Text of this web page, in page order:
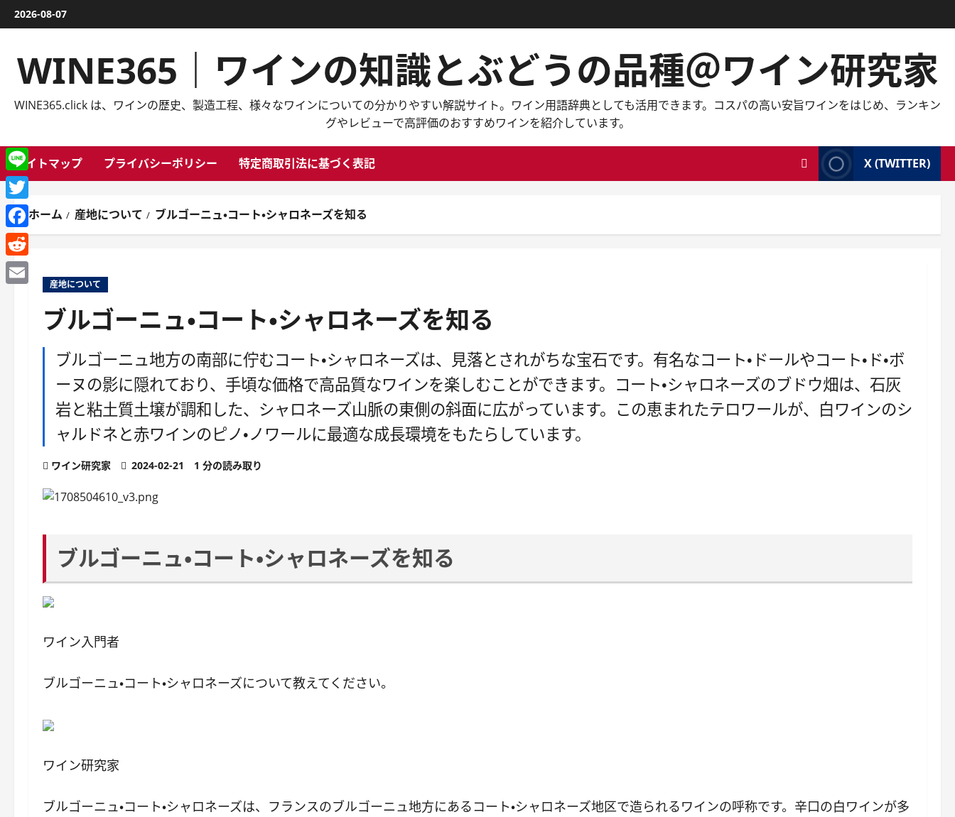
容
2026-08-07
WINE365｜ワインの知識とぶどうの品種＠ワイン研究家
WINE365.click は、ワインの歴史、製造工程、様々なワインについての分かりやすい解説サイト。ワイン用語辞典としても活用できます。コスパの高い安旨ワインをはじめ、ランキン
グやレビューで高評価のおすすめワインを紹介しています。
サイトマップ プライバシーポリシー 特定商取引法に基づく表記 X (TWITTER)
ホーム 産地について ブルゴーニュ・コート・シャロネーズを知る
産地について
ブルゴーニュ・コート・シャロネーズを知る
ブルゴーニュ地方の南部に佇むコート・シャロネーズは、見落とされがちな宝石です。有名なコート・ドールやコート・ド・ボ
ーヌの影に隠れており、手頃な価格で高品質なワインを楽しむことができます。コート・シャロネーズのブドウ畑は、石灰
岩と粘土質土壌が調和した、シャロネーズ山脈の東側の斜面に広がっています。この恵まれたテロワールが、白ワインのシ
ャルドネと赤ワインのピノ・ノワールに最適な成長環境をもたらしています。
ワイン研究家 2024-02-21 1 分の読み取り
ブルゴーニュ・コート・シャロネーズを知る
ワイン入門者
ブルゴーニュ・コート・シャロネーズについて教えてください。
ワイン研究家
ブルゴーニュ・コート・シャロネーズは、フランスのブルゴーニュ地方にあるコート・シャロネーズ地区で造られるワインの呼称です。辛口の白ワインが多
Line
Twitter
Facebook
Reddit